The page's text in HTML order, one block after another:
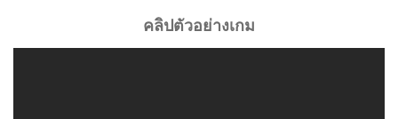
คลิปตัวอย่างเกม